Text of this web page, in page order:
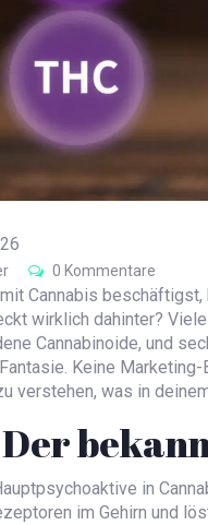
0 Kommentare
Cannabis
wirklich dahinter?
Cannabinoide, und
Keine
verstehen, was in
Der
in
im Gehirn und